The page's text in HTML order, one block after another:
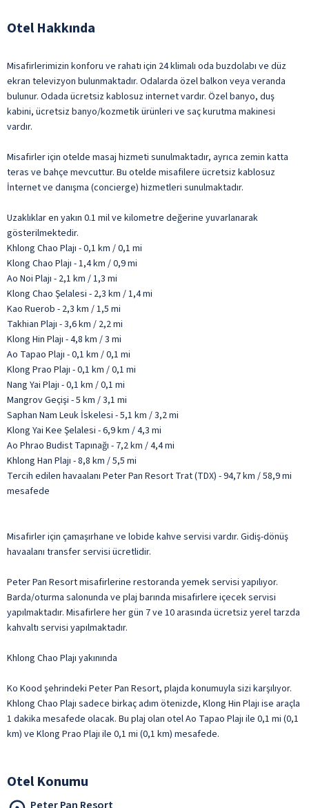
Otel Hakkında
Misafirlerimizin konforu ve rahatı için 24 klimalı oda buzdolabı ve düz
ekran televizyon bulunmaktadır. Odalarda özel balkon veya veranda
bulunur. Odada ücretsiz kablosuz internet vardır. Özel banyo, duş
kabini, ücretsiz banyo/kozmetik ürünleri ve saç kurutma makinesi
vardır.
Misafirler için otelde masaj hizmeti sunulmaktadır, ayrıca zemin katta
teras ve bahçe mevcuttur. Bu otelde misafilere ücretsiz kablosuz
İnternet ve danışma (concierge) hizmetleri sunulmaktadır.
Uzaklıklar en yakın 0.1 mil ve kilometre değerine yuvarlanarak
gösterilmektedir.
Khlong Chao Plajı - 0,1 km / 0,1 mi
Klong Chao Plajı - 1,4 km / 0,9 mi
Ao Noi Plajı - 2,1 km / 1,3 mi
Klong Chao Şelalesi - 2,3 km / 1,4 mi
Kao Ruerob - 2,3 km / 1,5 mi
Takhian Plajı - 3,6 km / 2,2 mi
Klong Hin Plajı - 4,8 km / 3 mi
Ao Tapao Plajı - 0,1 km / 0,1 mi
Klong Prao Plajı - 0,1 km / 0,1 mi
Nang Yai Plajı - 0,1 km / 0,1 mi
Mangrov Geçişi - 5 km / 3,1 mi
Saphan Nam Leuk İskelesi - 5,1 km / 3,2 mi
Klong Yai Kee Şelalesi - 6,9 km / 4,3 mi
Ao Phrao Budist Tapınağı - 7,2 km / 4,4 mi
Khlong Han Plajı - 8,8 km / 5,5 mi
Tercih edilen havaalanı Peter Pan Resort Trat (TDX) - 94,7 km / 58,9 mi
mesafede
Misafirler için çamaşırhane ve lobide kahve servisi vardır. Gidiş-dönüş
havaalanı transfer servisi ücretlidir.
Peter Pan Resort misafirlerine restoranda yemek servisi yapılıyor.
Barda/oturma salonunda ve plaj barında misafirlere içecek servisi
yapılmaktadır. Misafirlere her gün 7 ve 10 arasında ücretsiz yerel tarzda
kahvaltı servisi yapılmaktadır.
Khlong Chao Plajı yakınında
Ko Kood şehrindeki Peter Pan Resort, plajda konumuyla sizi karşılıyor.
Khlong Chao Plajı sadece birkaç adım ötenizde, Klong Hin Plajı ise araçla
1 dakika mesafede olacak. Bu plaj olan otel Ao Tapao Plajı ile 0,1 mi (0,1
km) ve Klong Prao Plajı ile 0,1 mi (0,1 km) mesafede.
Otel Konumu
Peter Pan Resort